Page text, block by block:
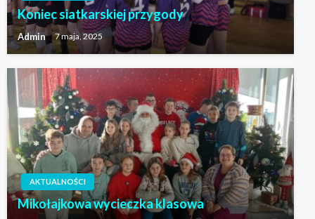
Koniec siatkarskiej przygody
Admin 7 maja, 2025
AKTUALNOŚCI
Mikołajkowa wycieczka klasowa